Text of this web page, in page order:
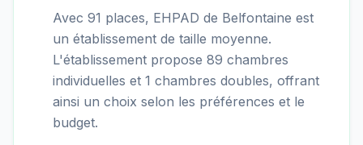
Avec 91 places, EHPAD de Belfontaine est
un établissement de taille moyenne.
L'établissement propose 89 chambres
individuelles et 1 chambres doubles, offrant
ainsi un choix selon les préférences et le
budget.